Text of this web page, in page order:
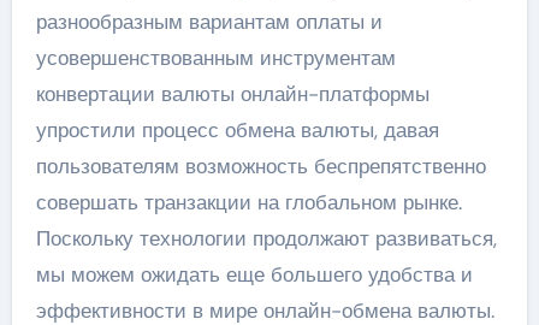
разнообразным вариантам оплаты и
усовершенствованным инструментам
конвертации валюты онлайн-платформы
упростили процесс обмена валюты, давая
пользователям возможность беспрепятственно
совершать транзакции на глобальном рынке.
Поскольку технологии продолжают развиваться,
мы можем ожидать еще большего удобства и
эффективности в мире онлайн-обмена валюты.